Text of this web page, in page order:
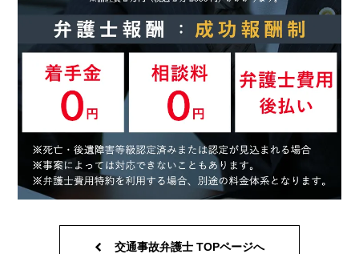
交通事故弁護士 TOPページへ